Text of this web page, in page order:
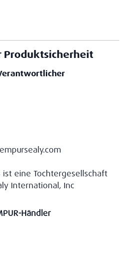
Produktsicherheit
ist eine Tochtergesellschaft
International, Inc
Händler